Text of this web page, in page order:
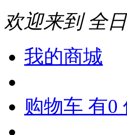
欢迎来到 全
我的商城
购物车 有0